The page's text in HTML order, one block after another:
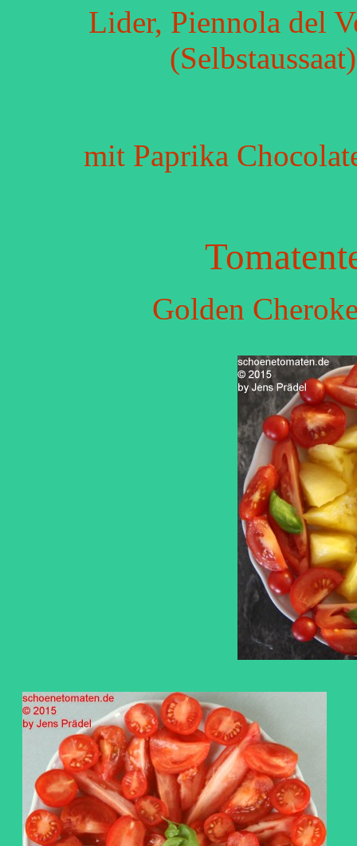
Lider, Piennola del
mit Paprika
Golden